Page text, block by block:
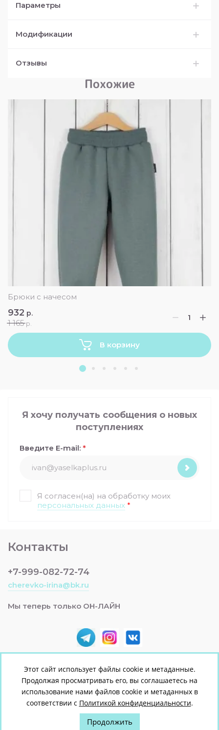
Параметры
Модификации
Отзывы
Похожие
Брюки с начесом
1 165 р.
932 р.
В корзину
Контакты
+7-999-082-72-74
cherevko-irina@bk.ru
Мы теперь только ОН-ЛАЙН
Я хочу получать сообщения о новых
поступлениях
Я согласен(на) на обработку моих
персональных данных *
Введите E-mail: *
© [2022] [ЯСЕЛЬКА +]
Политика конфиденциальности
Этот сайт использует файлы cookie и метаданные.
Продолжая просматривать его, вы соглашаетесь на
использование нами файлов cookie и метаданных в
соответствии с Политикой конфиденциальности.
Продолжить